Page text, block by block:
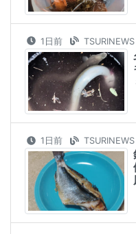
1日前 TSURINEWS
1日前 TSURINEWS